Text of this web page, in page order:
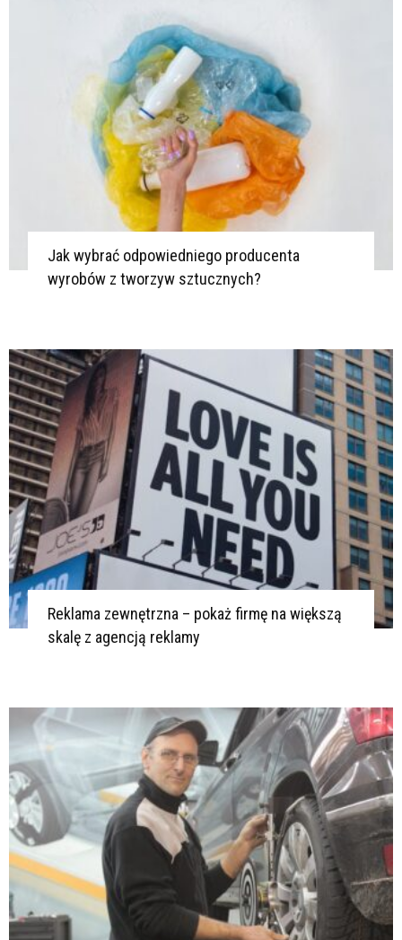
Jak wybrać odpowiedniego producenta
wyrobów z tworzyw sztucznych?
Reklama zewnętrzna – pokaż firmę na większą
skalę z agencją reklamy